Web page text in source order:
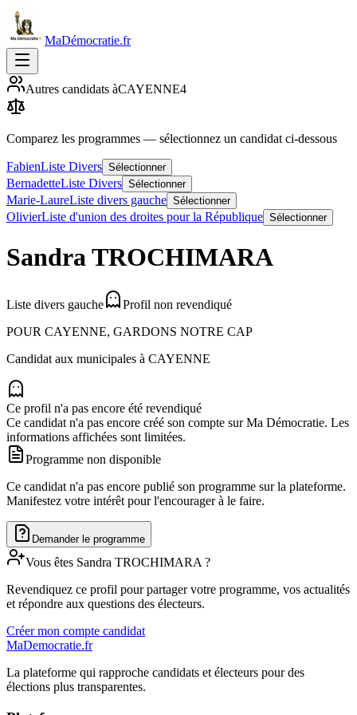
MaDémocratie.fr
Autres candidats àCAYENNE4
Comparez les programmes — sélectionnez un candidat ci-dessous
FabienListe Divers Sélectionner
BernadetteListe Divers Sélectionner
Marie-LaureListe divers gauche Sélectionner
OlivierListe d'union des droites pour la République Sélectionner
SandraTROCHIMARA
Liste divers gauche
Profil non revendiqué
POUR CAYENNE, GARDONS NOTRE CAP
Candidat aux municipales à CAYENNE
Ce profil n'a pas encore été revendiqué
Ce candidat n'a pas encore créé son compte sur Ma Démocratie. Les
informations affichées sont limitées.
Programme non disponible
Ce candidat n'a pas encore publié son programme sur la plateforme.
Manifestez votre intérêt pour l'encourager à le faire.
Demander le programme
Vous êtes Sandra TROCHIMARA ?
Revendiquez ce profil pour partager votre programme, vos actualités
et répondre aux questions des électeurs.
Créer mon compte candidat
MaDemocratie.fr
La plateforme qui rapproche candidats et électeurs pour des
élections plus transparentes.